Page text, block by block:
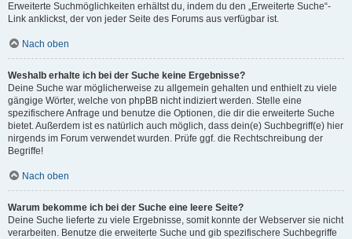
Erweiterte Suchmöglichkeiten erhältst du, indem du den „Erweiterte Suche“-
Link anklickst, der von jeder Seite des Forums aus verfügbar ist.
Nach oben
Weshalb erhalte ich bei der Suche keine Ergebnisse?
Deine Suche war möglicherweise zu allgemein gehalten und enthielt zu viele
gängige Wörter, welche von phpBB nicht indiziert werden. Stelle eine
spezifischere Anfrage und benutze die Optionen, die dir die erweiterte Suche
bietet. Außerdem ist es natürlich auch möglich, dass dein(e) Suchbegriff(e) hier
nirgends im Forum verwendet wurden. Prüfe ggf. die Rechtschreibung der
Begriffe!
Nach oben
Warum bekomme ich bei der Suche eine leere Seite?
Deine Suche lieferte zu viele Ergebnisse, somit konnte der Webserver sie nicht
verarbeiten. Benutze die erweiterte Suche und gib spezifischere Suchbegriffe